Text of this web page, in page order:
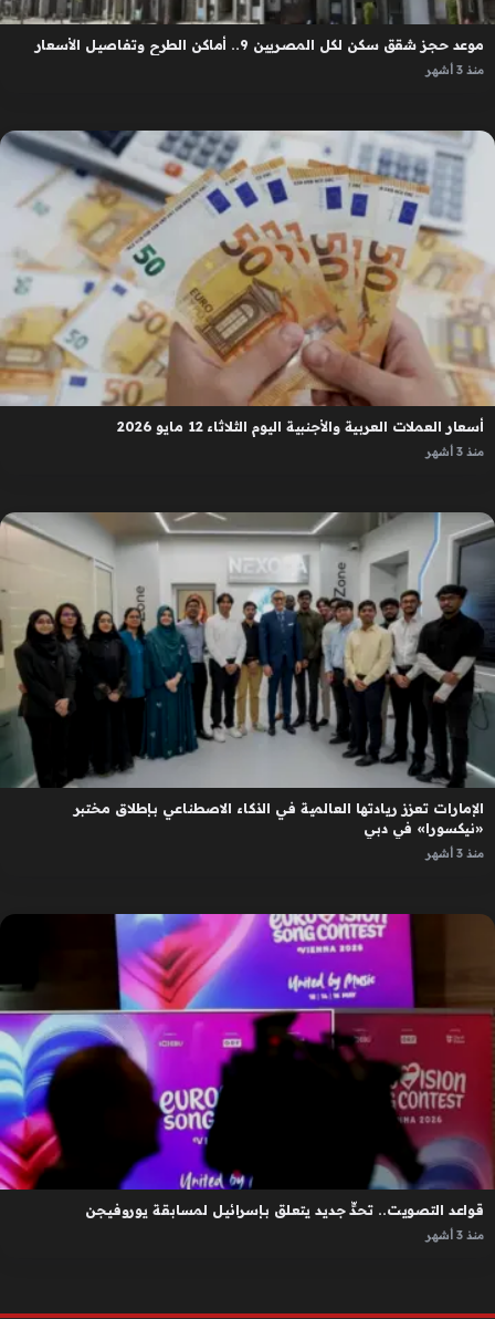
موعد حجز شقق سكن لكل المصريين 9.. أماكن الطرح وتفاصيل الأسعار
منذ 3 أشهر
أسعار العملات العربية والأجنبية اليوم الثلاثاء 12 مايو 2026
منذ 3 أشهر
الإمارات تعزز ريادتها العالمية في الذكاء الاصطناعي بإطلاق مختبر
«نيكسورا» في دبي
منذ 3 أشهر
قواعد التصويت.. تحدٍّ جديد يتعلق بإسرائيل لمسابقة يوروفيجن
منذ 3 أشهر